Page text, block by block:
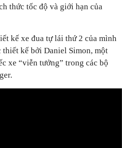
thức tốc độ và giới hạn của
kế xe đua tự lái thứ 2 của mình
thiết kế bởi Daniel Simon, một
xe “viễn tưởng” trong các bộ